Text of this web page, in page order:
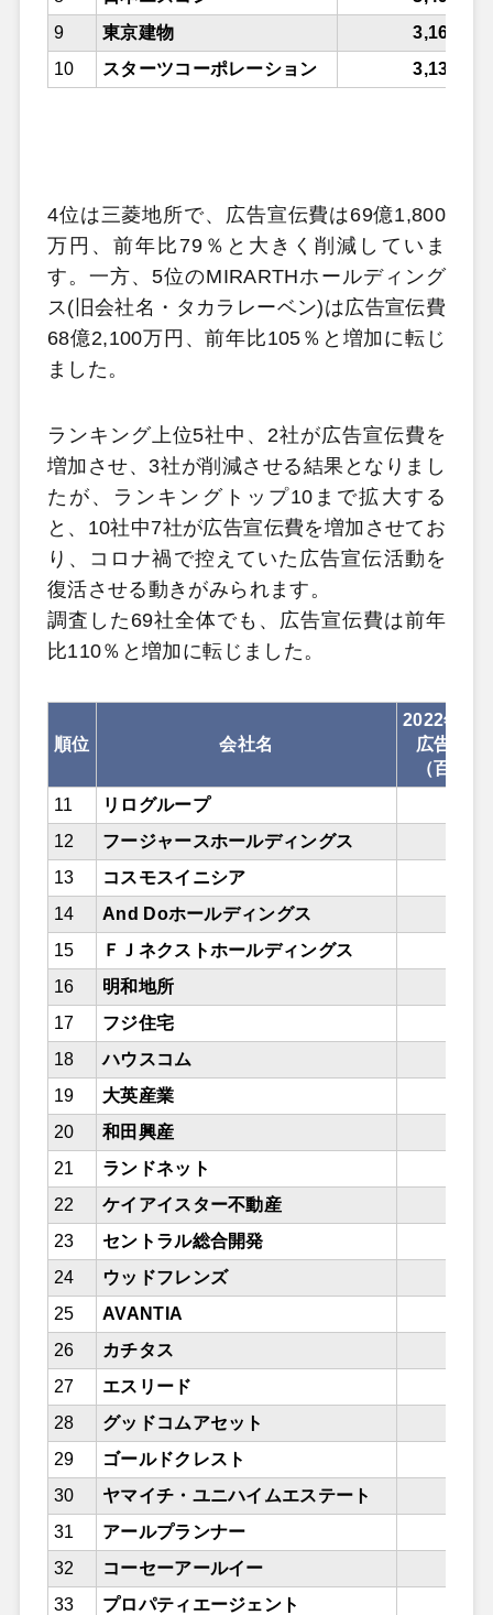
9
東京建物
3,168
10
スターツコーポレーション 3,130
4位は三菱地所で、広告宣伝費は69億1,800
万円、前年比79％と大きく削減していま
す。一方、5位のMIRARTHホールディング
ス(旧会社名・タカラレーベン)は広告宣伝費
68億2,100万円、前年比105％と増加に転じ
ました。
ランキング上位5社中、2社が広告宣伝費を
増加させ、3社が削減させる結果となりまし
たが、ランキングトップ10まで拡大する
と、10社中7社が広告宣伝費を増加させてお
り、コロナ禍で控えていた広告宣伝活動を
復活させる動きがみられます。
調査した69社全体でも、広告宣伝費は前年
比110％と増加に転じました。
順位 会社名
2022年10
広告宣伝
（百万円
11
リログループ
12
フージャースホールディングス
13
コスモスイニシア
14
And Doホールディングス
15
ＦＪネクストホールディングス
16
明和地所
17
フジ住宅
18
ハウスコム
19
大英産業
20
和田興産
21
ランドネット
22
ケイアイスター不動産
23
セントラル総合開発
24
ウッドフレンズ
25
AVANTIA
26
カチタス
27
エスリード
28
グッドコムアセット
29
ゴールドクレスト
30
ヤマイチ・ユニハイムエステート
31
アールプランナー
32
コーセーアールイー
33
プロパティエージェント